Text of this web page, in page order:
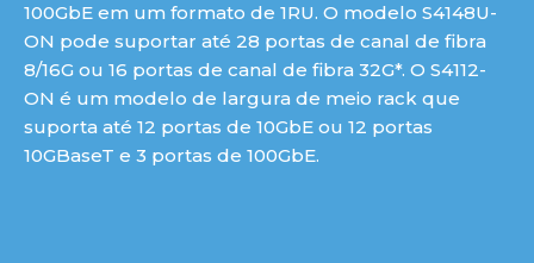
100GbE em um formato de 1RU. O modelo S4148U-
ON pode suportar até 28 portas de canal de fibra
8/16G ou 16 portas de canal de fibra 32G*. O S4112-
ON é um modelo de largura de meio rack que
suporta até 12 portas de 10GbE ou 12 portas
10GBaseT e 3 portas de 100GbE.